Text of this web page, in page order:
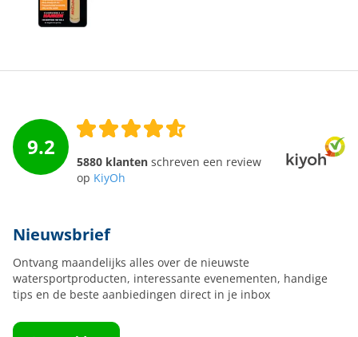
9.2
5880 klanten schreven een review
op KiyOh
Nieuwsbrief
Ontvang maandelijks alles over de nieuwste
watersportproducten, interessante evenementen, handige
tips en de beste aanbiedingen direct in je inbox